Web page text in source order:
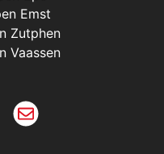
Emst
Zutphen
Vaassen